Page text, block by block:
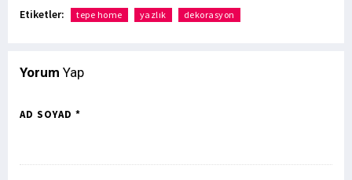
Etiketler: tepe home yazlık dekorasyon
Yorum Yap
AD SOYAD *